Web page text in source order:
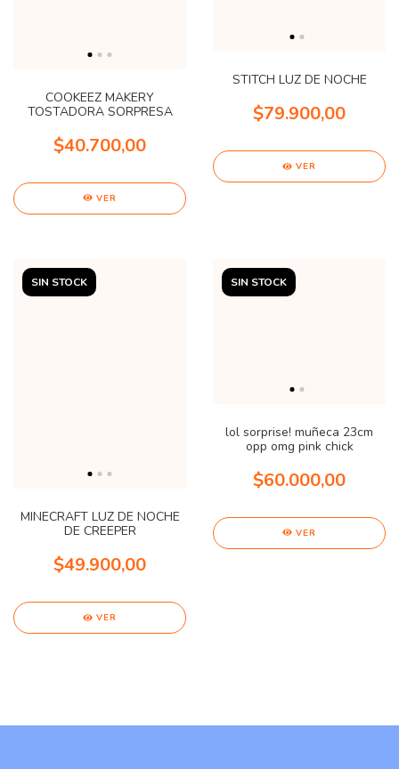
COOKEEZ MAKERY
TOSTADORA SORPRESA
$40.700,00
VER
STITCH LUZ DE NOCHE
$79.900,00
VER
SIN STOCK
MINECRAFT LUZ DE NOCHE
DE CREEPER
$49.900,00
VER
SIN STOCK
lol sorprise! muñeca 23cm
opp omg pink chick
$60.000,00
VER